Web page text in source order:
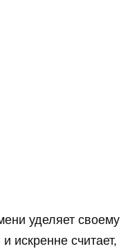
уделяет своему
искренне считает,